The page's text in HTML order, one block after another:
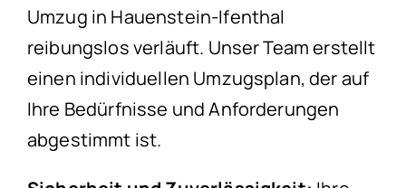
Umzug in Hauenstein-Ifenthal
reibungslos verläuft. Unser Team erstellt
einen individuellen Umzugsplan, der auf
Ihre Bedürfnisse und Anforderungen
abgestimmt ist.